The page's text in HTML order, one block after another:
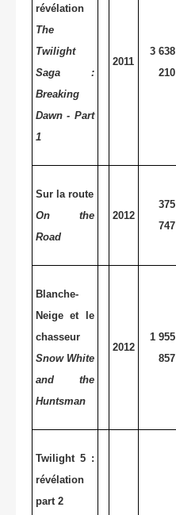
révélation
The
Twilight
Saga :
Breaking
Dawn - Part
1
2011
3 638
210
Sur la route
On the
Road
2012
375
747
Blanche-
Neige et le
chasseur
Snow White
and the
Huntsman
2012
1 955
857
Twilight 5 :
révélation
part 2